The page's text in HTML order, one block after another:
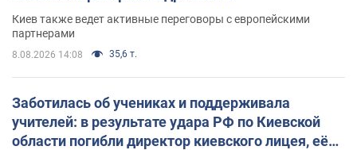
Киев также ведет активные переговоры с европейскими
партнерами
8.08.2026 14:08 35,6 т.
Заботилась об учениках и поддерживала
учителей: в результате удара РФ по Киевской
области погибли директор киевского лицея, её